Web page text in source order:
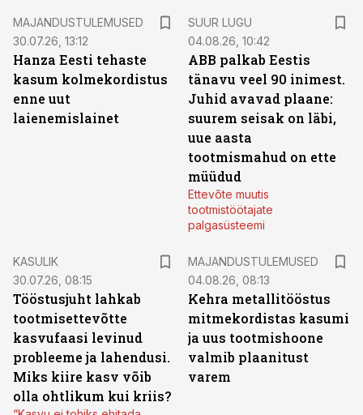
MAJANDUSTULEMUSED
30.07.26, 13:12
Hanza Eesti tehaste
kasum kolmekordistus
enne uut
laienemislainet
SUUR LUGU
04.08.26, 10:42
ABB palkab Eestis
tänavu veel 90 inimest.
Juhid avavad plaane:
suurem seisak on läbi,
uue aasta
tootmismahud on ette
müüdud
Ettevõte muutis
tootmistöötajate
palgasüsteemi
KASULIK
30.07.26, 08:15
Tööstusjuht lahkab
tootmisettevõtte
kasvufaasi levinud
probleeme ja lahendusi.
Miks kiire kasv võib
olla ohtlikum kui kriis?
MAJANDUSTULEMUSED
04.08.26, 08:13
Kehra metallitööstus
mitmekordistas kasumi
ja uus tootmishoone
valmib plaanitust
varem